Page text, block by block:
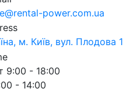
power.com.ua
м. Київ, вул. Плодова 1
9:00 - 18:00
- 14:00